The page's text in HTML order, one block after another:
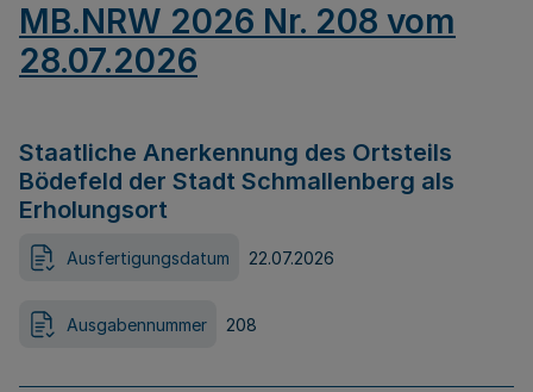
MB.NRW 2026 Nr. 208 vom
28.07.2026
Staatliche Anerkennung des Ortsteils
Bödefeld der Stadt Schmallenberg als
Erholungsort
Ausfertigungsdatum 22.07.2026
Ausgabennummer 208